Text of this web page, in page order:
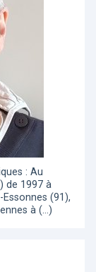
: Au
de 1997 à
(91),
à (…)